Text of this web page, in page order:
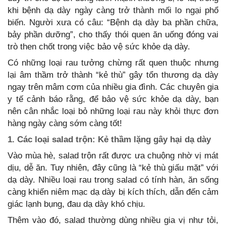
khi bệnh dạ dày ngày càng trở thành mối lo ngại phổ
biến. Người xưa có câu: “Bệnh dạ dày ba phần chữa,
bảy phần dưỡng”, cho thấy thói quen ăn uống đóng vai
trò then chốt trong việc bảo vệ sức khỏe dạ dày.
Có những loại rau tưởng chừng rất quen thuộc nhưng
lại âm thầm trở thành “kẻ thù” gây tổn thương dạ dày
ngay trên mâm cơm của nhiều gia đình. Các chuyên gia
y tế cảnh báo rằng, để bảo vệ sức khỏe dạ dày, bạn
nên cân nhắc loại bỏ những loại rau này khỏi thực đơn
hàng ngày càng sớm càng tốt!
1. Các loại salad trộn: Kẻ thầm lặng gây hại dạ dày
Vào mùa hè, salad trộn rất được ưa chuộng nhờ vị mát
dịu, dễ ăn. Tuy nhiên, đây cũng là “kẻ thù giấu mặt” với
dạ dày. Nhiều loại rau trong salad có tính hàn, ăn sống
càng khiến niêm mạc dạ dày bị kích thích, dẫn đến cảm
giác lạnh bụng, đau dạ dày khó chịu.
Thêm vào đó, salad thường dùng nhiều gia vị như tỏi,